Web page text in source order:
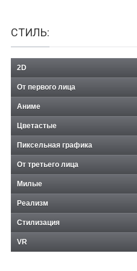
СТИЛЬ:
2D
От первого лица
Аниме
Цветастые
Пиксельная графика
От третьего лица
Милые
Реализм
Стилизация
VR